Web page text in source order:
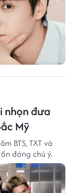
nhọn đưa
Mỹ
BTS, TXT và
đáng chú ý.